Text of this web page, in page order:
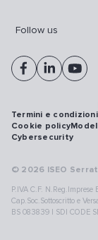
Follow us
© 2026 ISEO
P.IVA C.F.
Cap.Soc.Sottoscritto e
BS 083839 | SDI CODE
Termini e condizioni
Cookie policy
Cybersecurity